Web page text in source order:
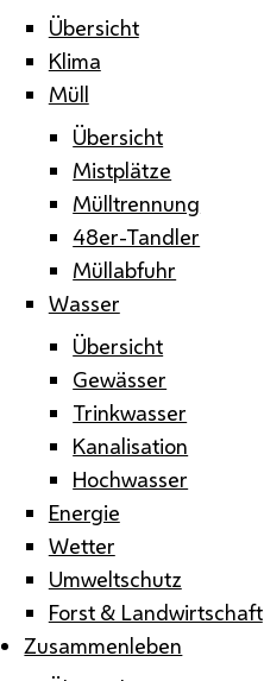
Übersicht
Klima
Müll
Übersicht
Mistplätze
Mülltrennung
48er-Tandler
Müllabfuhr
Wasser
Übersicht
Gewässer
Trinkwasser
Kanalisation
Hochwasser
Energie
Wetter
Umweltschutz
Forst & Landwirtschaft
Zusammenleben